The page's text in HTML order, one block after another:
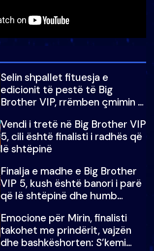
Selin shpallet fituesja e
edicionit të pestë të Big
Brother VIP, rrëmben çmimin e
Vendi i tretë në Big Brother VIP
5, cili është finalisti i radhës që
lë shtëpinë
Finalja e madhe e Big Brother
VIP 5, kush është banori i parë
që lë shtëpinë dhe humb
çmimin e madh
Emocione për Mirin, finalisti
takohet me prindërit, vajzën
dhe bashkëshorten: S’kemi